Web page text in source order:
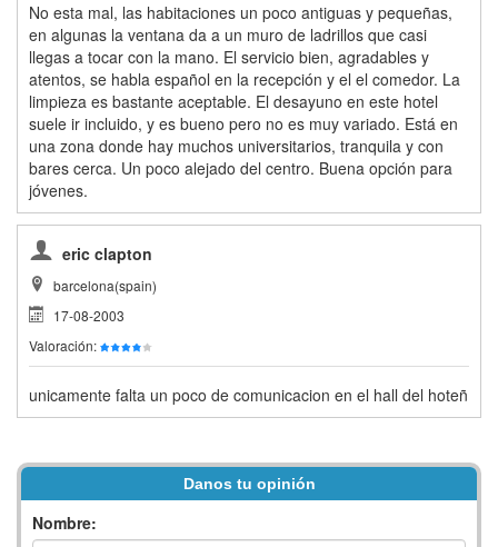
No esta mal, las habitaciones un poco antiguas y pequeñas,
en algunas la ventana da a un muro de ladrillos que casi
llegas a tocar con la mano. El servicio bien, agradables y
atentos, se habla español en la recepción y el el comedor. La
limpieza es bastante aceptable. El desayuno en este hotel
suele ir incluido, y es bueno pero no es muy variado. Está en
una zona donde hay muchos universitarios, tranquila y con
bares cerca. Un poco alejado del centro. Buena opción para
jóvenes.
eric clapton
barcelona(spain)
17-08-2003
Valoración:
unicamente falta un poco de comunicacion en el hall del hoteñ
Danos tu opinión
Nombre: